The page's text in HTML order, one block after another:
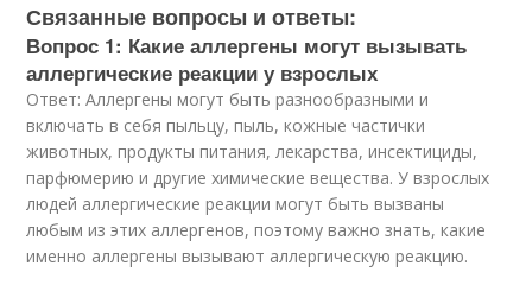
Связанные вопросы и ответы:
Вопрос 1: Какие аллергены могут вызывать
аллергические реакции у взрослых
Ответ: Аллергены могут быть разнообразными и
включать в себя пыльцу, пыль, кожные частички
животных, продукты питания, лекарства, инсектициды,
парфюмерию и другие химические вещества. У взрослых
людей аллергические реакции могут быть вызваны
любым из этих аллергенов, поэтому важно знать, какие
именно аллергены вызывают аллергическую реакцию.